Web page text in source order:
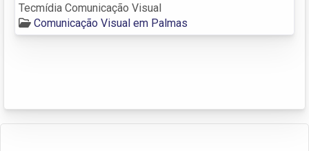
Tecmídia Comunicação Visual
Comunicação Visual em Palmas